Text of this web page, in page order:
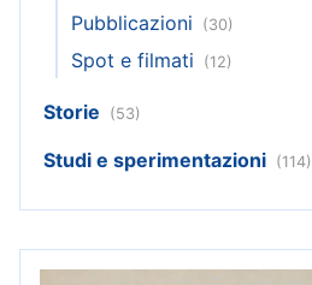
Pubblicazioni (30)
Spot e filmati (12)
Storie (53)
Studi e sperimentazioni (114)